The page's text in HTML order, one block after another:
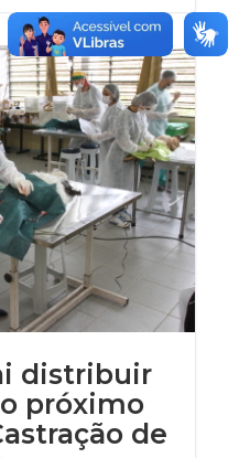
distribuir
próximo
de